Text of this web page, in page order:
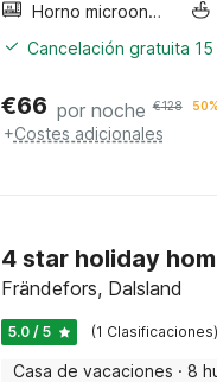
Horno microondas
Cancelación gratuita
€66 por noche €128
+Costes adicionales
4 star holiday
Frändefors, Dalsland
5.0 / 5 (1 Clasificaciones)
Casa de vacaciones · 8